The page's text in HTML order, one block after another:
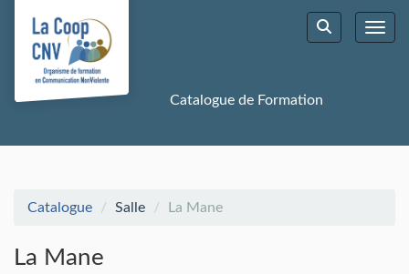
Aller au menu principal
Aller au contenu principal
Personnaliser l'interface
Rechercher
Catalogue de Formation
Catalogue Salle La Mane
La Mane